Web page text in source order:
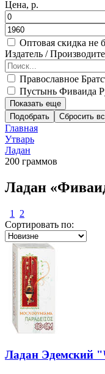
Цена, р.
Оптовая скидка не
Издатель /
Православное
Пустынь Фиваида
Показать еще
Подобрать
Главная
Утварь
Ладан
200 граммов
Ладан
1
2
Сортировать по:
Ладан Эдемский